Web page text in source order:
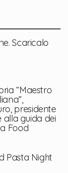
Scaricalo
“Maestro
presidente
alla guida dei
Food
Pasta Night